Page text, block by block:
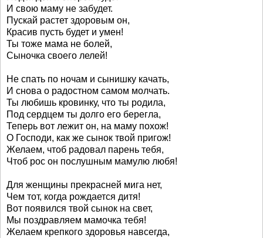
И свою маму не забудет.
Пускай растет здоровым он,
Красив пусть будет и умен!
Ты тоже мама не болей,
Сыночка своего лелей!
Не спать по ночам и сынишку качать,
И снова о радостном самом молчать.
Ты любишь кровинку, что ты родила,
Под сердцем ты долго его берегла,
Теперь вот лежит он, на маму похож!
О Господи, как же сынок твой пригож!
Желаем, чтоб радовал парень тебя,
Чтоб рос он послушным мамулю любя!
Для женщины прекрасней мига нет,
Чем тот, когда рождается дитя!
Вот появился твой сынок на свет,
Мы поздравляем мамочка тебя!
Желаем крепкого здоровья навсегда,